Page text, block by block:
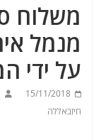
משלוח
מנמל
על ידי
15/11/2018
חיזבאללה